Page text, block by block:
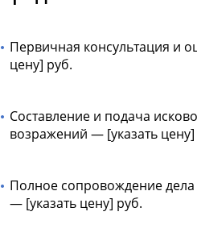
Первичная консультация и
цену] руб.
Составление и подача
возражений — [указать цену]
Полное сопровождение
— [указать цену] руб.